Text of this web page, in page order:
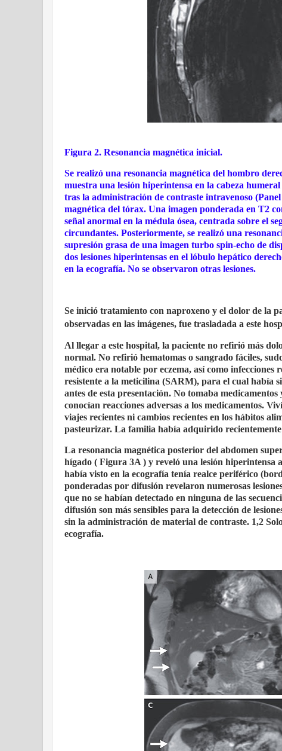
Figura 2. Resonancia magnética inicial.
Se realizó una resonancia magnética del hombro
muestra una lesión hiperintensa en la cabeza
tras la administración de contraste intravenoso
magnética del tórax. Una imagen ponderada en T2
señal anormal en la médula ósea, centrada sobre el
circundantes. Posteriormente, se realizó una
supresión grasa de una imagen turbo spin-echo de
dos lesiones hiperintensas en el lóbulo hepático
en la ecografía. No se observaron otras lesiones.
Se inició tratamiento con naproxeno y el dolor de la
observadas en las imágenes, fue trasladada a este
Al llegar a este hospital, la paciente no refirió más
normal. No refirió hematomas o sangrado fáciles,
médico era notable por eczema, así como
resistente a la meticilina (SARM), para el cual había
antes de esta presentación. No tomaba
conocían reacciones adversas a los medicamentos.
viajes recientes ni cambios recientes en los hábitos
pasteurizar. La familia había adquirido
La resonancia magnética posterior del abdomen
hígado ( Figura 3A ) y reveló una lesión hiperintensa
había visto en la ecografía tenía realce periférico
ponderadas por difusión revelaron numerosas
que no se habían detectado en ninguna de las
difusión son más sensibles para la detección de
sin la administración de material de contraste. 1,2
ecografía.